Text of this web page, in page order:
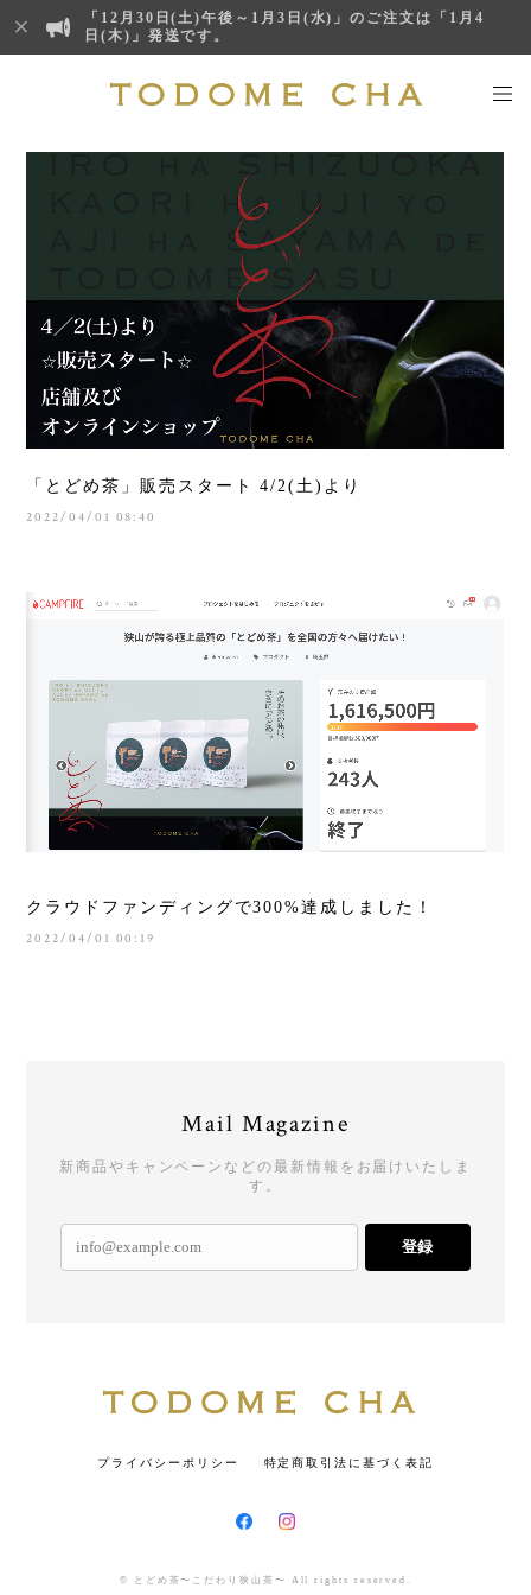
「12月30日(土)午後～1月3日(水)」のご注文は「1月4
日(木)」発送です。
「とどめ茶」販売スタート 4/2(土)より
2022/04/01 08:40
クラウドファンディングで300%達成しました！
2022/04/01 00:19
Mail Magazine
新商品やキャンペーンなどの最新情報をお届けいたしま
す。
登録
プライバシーポリシー 特定商取引法に基づく表記
© とどめ茶〜こだわり狭山茶〜 All rights reserved.